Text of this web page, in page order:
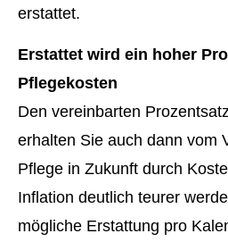
erstattet.
Erstattet wird ein hoher
Pflegekosten
Den vereinbarten
erhalten Sie auch dann vom
Pflege in Zukunft durch
Inflation deutlich teurer
mögliche Erstattung pro